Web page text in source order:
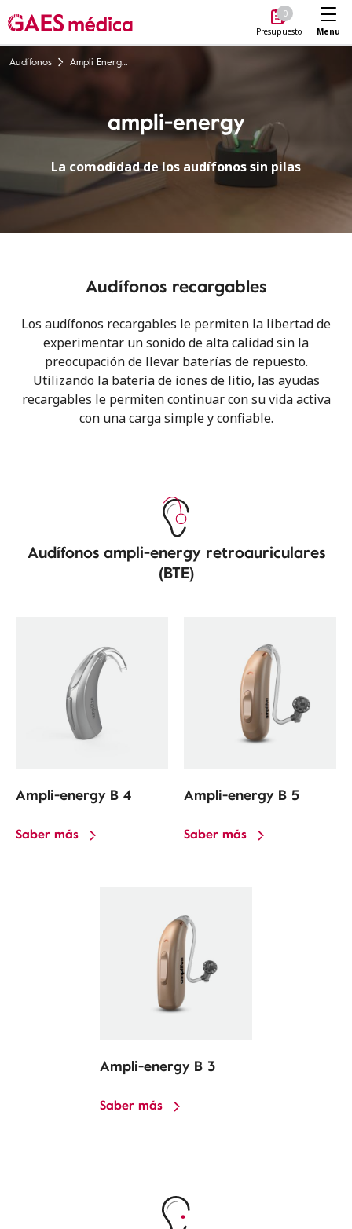
0
Presupuesto Menu
Audífonos Ampli Energy - Audífonos recargables
ampli-energy
La comodidad de los audífonos sin pilas
Audífonos recargables
Los audífonos recargables le permiten la libertad de
experimentar un sonido de alta calidad sin la
preocupación de llevar baterías de repuesto.
Utilizando la batería de iones de litio, las ayudas
recargables le permiten continuar con su vida activa
con una carga simple y confiable.
Audífonos ampli-energy retroauriculares
(BTE)
Ampli-energy B 4
Saber más
Ampli-energy B 5
Saber más
Ampli-energy B 3
Saber más